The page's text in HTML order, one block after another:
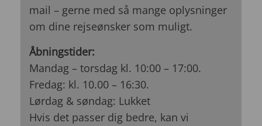
mail – gerne med så mange oplysninger
om dine rejseønsker som muligt.
Åbningstider:
Mandag – torsdag kl. 10:00 – 17:00.
Fredag: kl. 10.00 – 16:30.
Lørdag & søndag: Lukket
Hvis det passer dig bedre, kan vi